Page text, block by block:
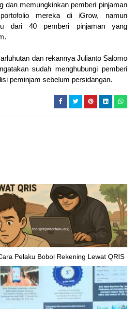
dan memungkinkan pemberi pinjaman
mereka di iGrow, namun
dari 40 pemberi pinjaman yang
dan rekannya Julianto Salomo
sudah menghubungi pemberi
peminjam sebelum persidangan.
Pelaku Bobol Rekening Lewat QRIS